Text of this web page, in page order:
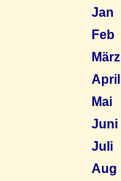
Jan
Feb
März
April
Mai
Juni
Juli
Aug